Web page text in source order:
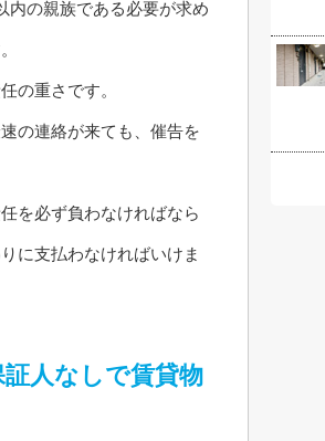
内の親族である必要が求め
の重さです。
の連絡が来ても、催告を
を必ず負わなければなら
に支払わなければいけま
人なしで賃貸物